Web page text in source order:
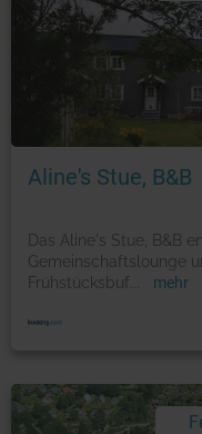
Aline's Stue, B&B
Das Aline's Stue, B&B
Gemeinschaftslounge
Frühstücksbuf
mehr